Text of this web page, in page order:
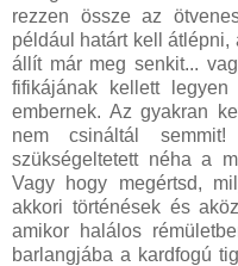
rezzen össze az
például határt kell
állít már meg senkit...
fifikájának kellett
embernek. Az gyakran
nem csináltál semmit!
szükségeltetett néha a
Vagy hogy megértsd,
akkori történések és
amikor halálos
barlangjába a kardfogú